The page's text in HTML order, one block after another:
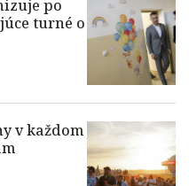
po
turné o
v každom